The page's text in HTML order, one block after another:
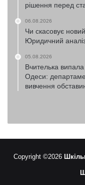
рішення перед
06.08.2026
Чи скасовує
Юридичний
05.08.2026
Вчителька випала
Одеси:
вивчення
Copyright ©2026